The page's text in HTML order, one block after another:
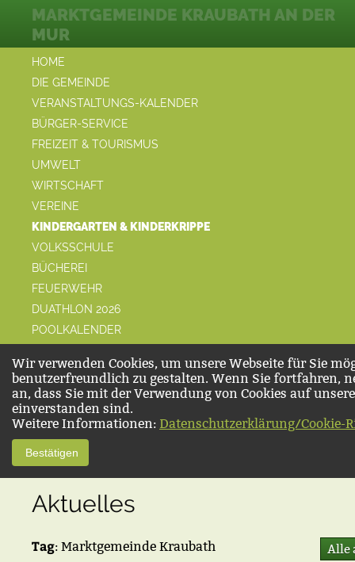
HOME
DIE GEMEINDE
VERANSTALTUNGS-KALENDER
BÜRGER-SERVICE
FREIZEIT & TOURISMUS
UMWELT
WIRTSCHAFT
VEREINE
KINDERGARTEN & KINDERKRIPPE
VOLKSSCHULE
BÜCHEREI
FEUERWEHR
DUATHLON 2026
POOLKALENDER
MARKTGEMEINDE KRAUBATH AN DER
MUR
Wir verwenden Cookies, um unsere Webseite für Sie
benutzerfreundlich zu gestalten. Wenn Sie fortfahren,
an, dass Sie mit der Verwendung von Cookies auf
einverstanden sind.
Weitere Informationen: Datenschutzerklärung/Cookie-
Bestätigen
Aktuelles
Tag: Marktgemeinde Kraubath Alle